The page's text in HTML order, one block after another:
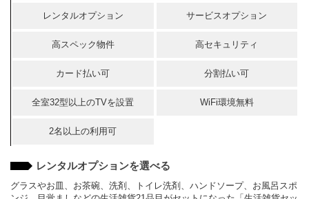
レンタルオプション サービスオプション
高スペック物件 高セキュリティ
カード払い可 分割払い可
全室32型以上のTVを設置 WiFi環境無料
2名以上の利用可
レンタルオプションを選べる
グラスやお皿、お茶碗、洗剤、トイレ洗剤、ハンドソープ、お風呂スポ